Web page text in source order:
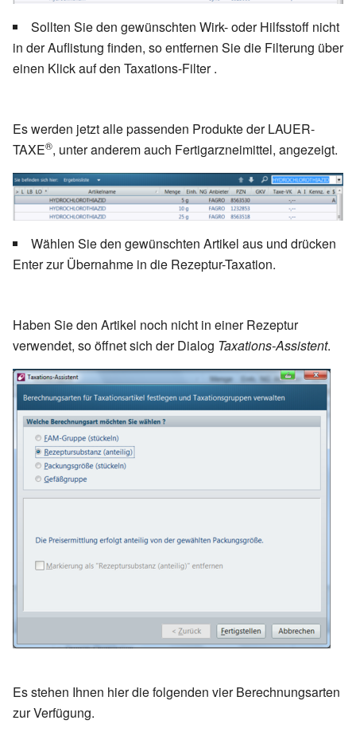
Sollten Sie den gewünschten Wirk- oder Hilfsstoff nicht
in der Auflistung finden, so entfernen Sie die Filterung über
einen Klick auf den Taxations-Filter .
Es werden jetzt alle passenden Produkte der LAUER-
TAXE®, unter anderem auch Fertigarzneimittel, angezeigt.
Wählen Sie den gewünschten Artikel aus und drücken
Enter zur Übernahme in die Rezeptur-Taxation.
Haben Sie den Artikel noch nicht in einer Rezeptur
verwendet, so öffnet sich der Dialog Taxations-Assistent.
Es stehen Ihnen hier die folgenden vier Berechnungsarten
zur Verfügung.